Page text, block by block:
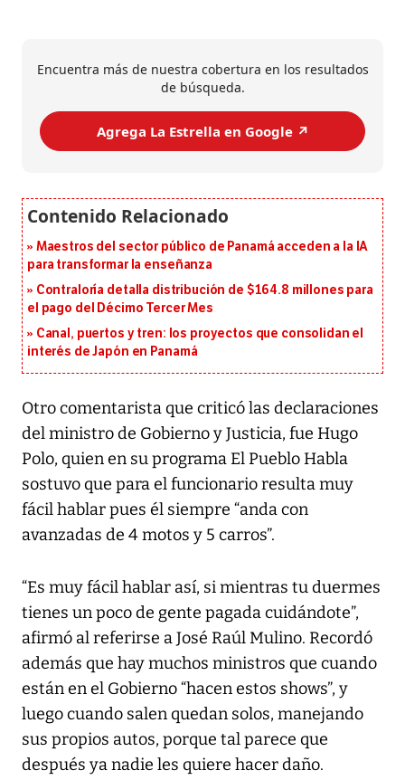
Encuentra más de nuestra cobertura en los resultados
de búsqueda.
Agrega La Estrella en Google ↗️
Maestros del sector público de Panamá acceden a la IA
para transformar la enseñanza
Contraloría detalla distribución de $164.8 millones para
el pago del Décimo Tercer Mes
Canal, puertos y tren: los proyectos que consolidan el
interés de Japón en Panamá
Otro comentarista que criticó las declaraciones
del ministro de Gobierno y Justicia, fue Hugo
Polo, quien en su programa El Pueblo Habla
sostuvo que para el funcionario resulta muy
fácil hablar pues él siempre “anda con
avanzadas de 4 motos y 5 carros”.
“Es muy fácil hablar así, si mientras tu duermes
tienes un poco de gente pagada cuidándote”,
afirmó al referirse a José Raúl Mulino. Recordó
además que hay muchos ministros que cuando
están en el Gobierno “hacen estos shows”, y
luego cuando salen quedan solos, manejando
sus propios autos, porque tal parece que
después ya nadie les quiere hacer daño.